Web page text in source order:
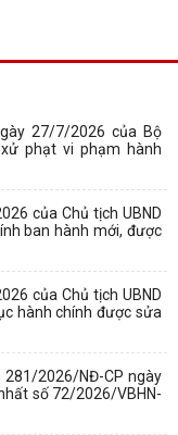
27/7/2026 của Bộ
phạt vi phạm hành
của Chủ tịch UBND
ban hành mới, được
của Chủ tịch UBND
hành chính được sửa
281/2026/NĐ-CP ngày
số 72/2026/VBHN-